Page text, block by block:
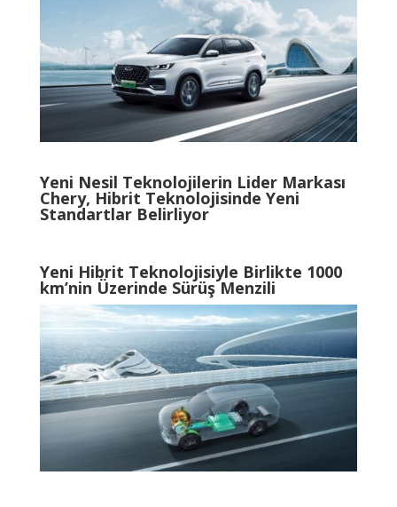
Yeni Nesil Teknolojilerin Lider Markası
Chery, Hibrit Teknolojisinde Yeni
Standartlar Belirliyor
Yeni Hibrit Teknolojisiyle Birlikte 1000
km’nin Üzerinde Sürüş Menzili